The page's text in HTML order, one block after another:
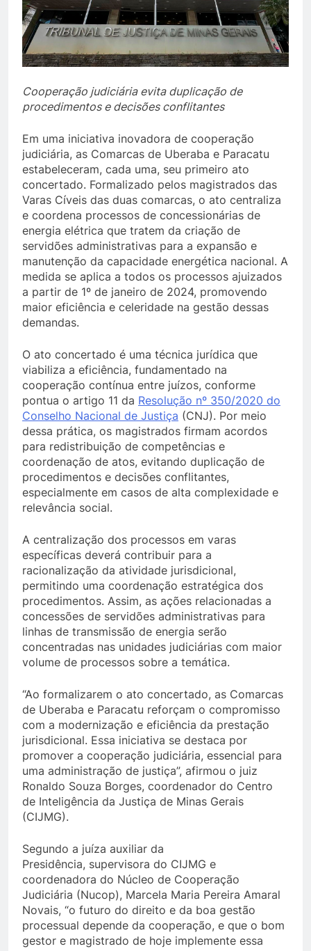
Cooperação judiciária evita duplicação de
procedimentos e decisões conflitantes
Em uma iniciativa inovadora de cooperação
judiciária, as Comarcas de Uberaba e Paracatu
estabeleceram, cada uma, seu primeiro ato
concertado. Formalizado pelos magistrados das
Varas Cíveis das duas comarcas, o ato centraliza
e coordena processos de concessionárias de
energia elétrica que tratem da criação de
servidões administrativas para a expansão e
manutenção da capacidade energética nacional. A
medida se aplica a todos os processos ajuizados
a partir de 1º de janeiro de 2024, promovendo
maior eficiência e celeridade na gestão dessas
demandas.
O ato concertado é uma técnica jurídica que
viabiliza a eficiência, fundamentado na
cooperação contínua entre juízos, conforme
pontua o artigo 11 da Resolução nº 350/2020 do
Conselho Nacional de Justiça (CNJ). Por meio
dessa prática, os magistrados firmam acordos
para redistribuição de competências e
coordenação de atos, evitando duplicação de
procedimentos e decisões conflitantes,
especialmente em casos de alta complexidade e
relevância social.
A centralização dos processos em varas
específicas deverá contribuir para a
racionalização da atividade jurisdicional,
permitindo uma coordenação estratégica dos
procedimentos. Assim, as ações relacionadas a
concessões de servidões administrativas para
linhas de transmissão de energia serão
concentradas nas unidades judiciárias com maior
volume de processos sobre a temática.
“Ao formalizarem o ato concertado, as Comarcas
de Uberaba e Paracatu reforçam o compromisso
com a modernização e eficiência da prestação
jurisdicional. Essa iniciativa se destaca por
promover a cooperação judiciária, essencial para
uma administração de justiça”, afirmou o juiz
Ronaldo Souza Borges, coordenador do Centro
de Inteligência da Justiça de Minas Gerais
(CIJMG).
Segundo a juíza auxiliar da
Presidência, supervisora do CIJMG e
coordenadora do Núcleo de Cooperação
Judiciária (Nucop), Marcela Maria Pereira Amaral
Novais, “o futuro do direito e da boa gestão
processual depende da cooperação, e que o bom
gestor e magistrado de hoje implemente essa